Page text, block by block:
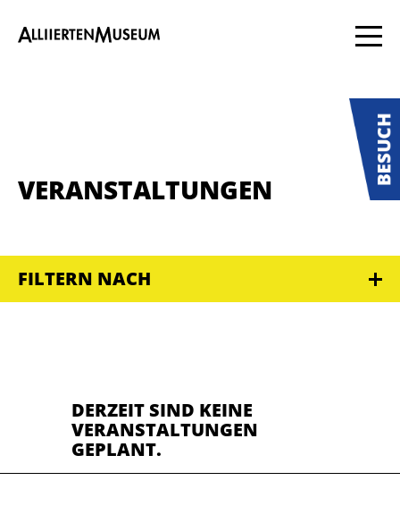
VERANSTALTUNGEN
FILTERN NACH
DERZEIT SIND KEINE
VERANSTALTUNGEN
GEPLANT.